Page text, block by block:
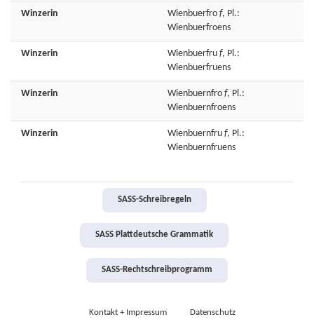
Winzerin Wienbuerfro f, Pl.:
Wienbuerfroens
Winzerin Wienbuerfru f, Pl.:
Wienbuerfruens
Winzerin Wienbuernfro f, Pl.:
Wienbuernfroens
Winzerin Wienbuernfru f, Pl.:
Wienbuernfruens
SASS-Schreibregeln
SASS Plattdeutsche Grammatik
SASS-Rechtschreibprogramm
Kontakt + Impressum Datenschutz